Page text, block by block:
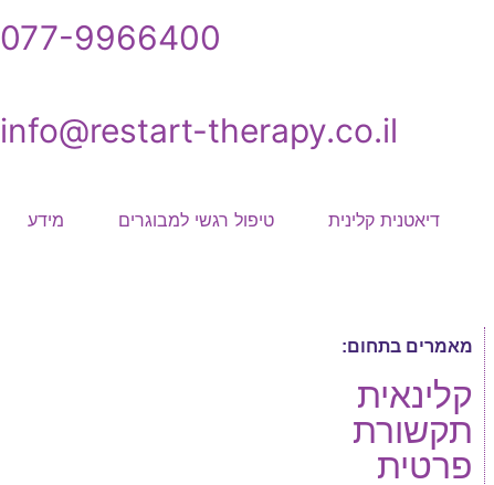
077-9966400
info@restart-therapy.co.il
דיאטנית קלינית טיפול רגשי למבוגרים מידע
מאמרים בתחום:
קלינאית
תקשורת
פרטית